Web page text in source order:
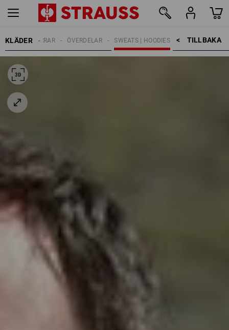
KLÄDER TILLBAKA    >
SWEATS | HOODIES
ÖVERDELAR
HERRAR